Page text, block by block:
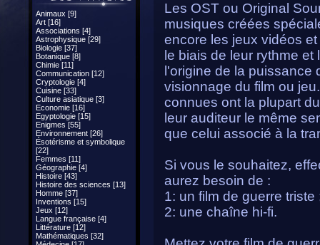
Animaux [9]
Art [16]
Associations [4]
Astrophysique [29]
Biologie [37]
Botanique [8]
Chimie [11]
Communication [12]
Cryptologie [4]
Cuisine [33]
Culture asiatique [3]
Economie [16]
Egyptologie [15]
Enigmes [55]
Environnement [26]
Ésotérisme et symbolique
[22]
Femmes [11]
Géographie [4]
Histoire [43]
Histoire des sciences [13]
Homme [37]
Inventions [15]
Jeux [12]
Langue française [4]
Littérature [12]
Mathématiques [32]
Les OST ou Original
musiques créées
encore les jeux vidéos
le biais de leur rythme
l'origine de la
visionnage du film ou
connues ont la plupart
leur auditeur le même
que celui associé à la
Si vous le souhaitez,
aurez besoin de :
1: un film de guerre triste
2: une chaîne hi-fi.